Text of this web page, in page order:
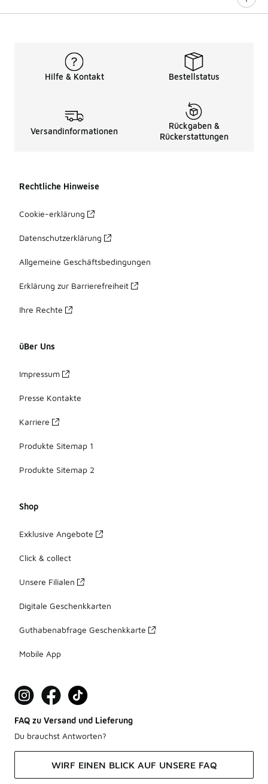
Hilfe & Kontakt Bestellstatus
Versandinformationen
Rückgaben &
Rückerstattungen
Rechtliche Hinweise
Cookie-erklärung
Datenschutzerklärung
Allgemeine Geschäftsbedingungen
Erklärung zur Barrierefreiheit
Ihre Rechte
üBer Uns
Impressum
Presse Kontakte
Karriere
Produkte Sitemap 1
Produkte Sitemap 2
Shop
Exklusive Angebote
Click & collect
Unsere Filialen
Digitale Geschenkkarten
Guthabenabfrage Geschenkkarte
Mobile App
FAQ zu Versand und Lieferung
Du brauchst Antworten?
WIRF EINEN BLICK AUF UNSERE FAQ